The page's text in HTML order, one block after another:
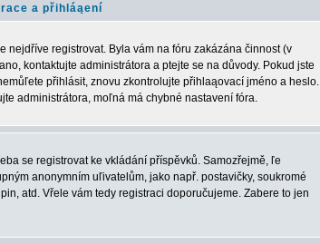
a přihláąení
registrovat. Byla vám na fóru zakázána činnost (v
kontaktujte administrátora a ptejte se na důvody. Pokud jste
přihlásit, znovu zkontrolujte přihlaąovací jméno a heslo.
administrátora, moľná má chybné nastavení fóra.
se registrovat ke vkládání příspěvků. Samozřejmě, ľe
anonymním uľivatelům, jako např. postavičky, soukromé
atd. Vřele vám tedy registraci doporučujeme. Zabere to jen